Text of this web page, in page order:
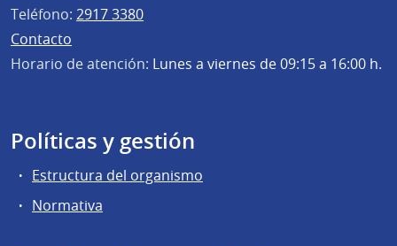
Teléfono: 2917 3380
Contacto
Horario de atención: Lunes a viernes de 09:15 a 16:00 h.
Políticas y gestión
Estructura del organismo
Normativa